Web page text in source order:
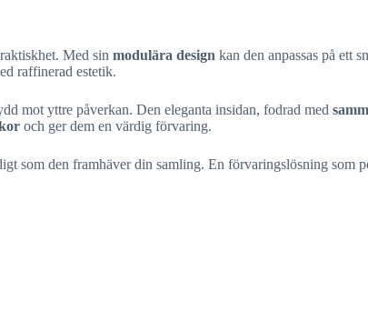
Med sin modulära design kan den anpassas på ett
raffinerad estetik.
mot yttre påverkan. Den eleganta insidan, fodrad med
och ger dem en värdig förvaring.
som den framhäver din samling. En förvaringslösning